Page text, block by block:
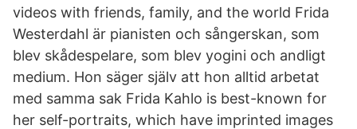
videos with friends, family, and the world Frida
Westerdahl är pianisten och sångerskan, som
blev skådespelare, som blev yogini och andligt
medium. Hon säger själv att hon alltid arbetat
med samma sak Frida Kahlo is best-known for
her self-portraits, which have imprinted images